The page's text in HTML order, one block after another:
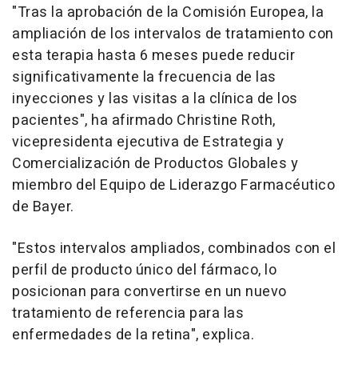
"Tras la aprobación de la Comisión Europea, la
ampliación de los intervalos de tratamiento con
esta terapia hasta 6 meses puede reducir
significativamente la frecuencia de las
inyecciones y las visitas a la clínica de los
pacientes", ha afirmado Christine Roth,
vicepresidenta ejecutiva de Estrategia y
Comercialización de Productos Globales y
miembro del Equipo de Liderazgo Farmacéutico
de Bayer.
"Estos intervalos ampliados, combinados con el
perfil de producto único del fármaco, lo
posicionan para convertirse en un nuevo
tratamiento de referencia para las
enfermedades de la retina", explica.